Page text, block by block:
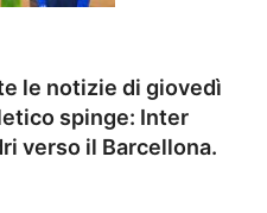
le notizie di giovedì
spinge: Inter
verso il Barcellona.